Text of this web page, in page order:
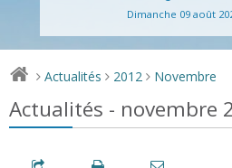
Dimanche 09 août
> Actualités > 2012 > Novembre
Actualités - novembre